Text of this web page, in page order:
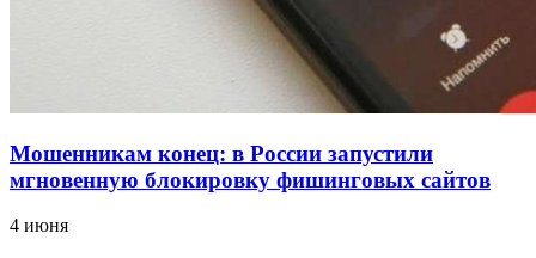
Мошенникам конец: в России запустили
мгновенную блокировку фишинговых сайтов
4 июня